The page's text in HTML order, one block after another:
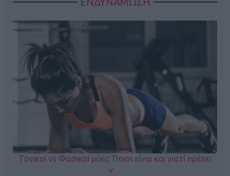
Τονικοί vs Φασικοί μύες: Ποιοι είναι και γιατί πρέπει
ν…